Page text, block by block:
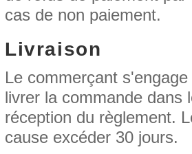
cas de non paiement.
Livraison
Le commerçant
livrer la commande dans
réception du règlement.
cause excéder 30 jours.